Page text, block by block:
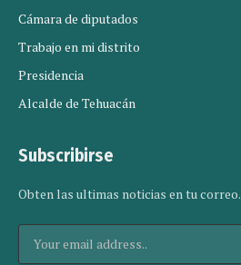
Cámara de diputados
Trabajo en mi distrito
Presidencia
Alcalde de Tehuacán
Subscribirse
Obten las ultimas noticias en tu correo.